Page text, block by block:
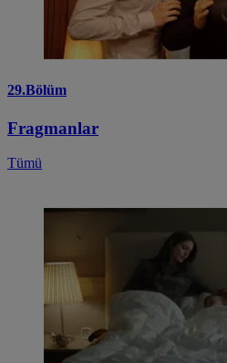
29.Bölüm
Fragmanlar
Tümü